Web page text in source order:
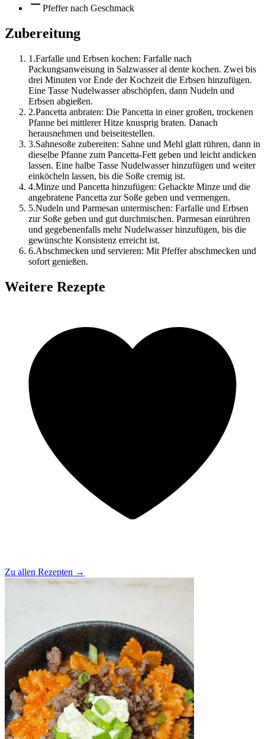
Pfeffer nach Geschmack
Zubereitung
1 .Farfalle und Erbsen kochen: Farfalle nach
Packungsanweisung in Salzwasser al dente kochen. Zwei bis
drei Minuten vor Ende der Kochzeit die Erbsen hinzufügen.
Eine Tasse Nudelwasser abschöpfen, dann Nudeln und
Erbsen abgießen.
2.Pancetta anbraten: Die Pancetta in einer großen, trockenen
Pfanne bei mittlerer Hitze knusprig braten. Danach
herausnehmen und beiseitestellen.
3.Sahnesoße zubereiten: Sahne und Mehl glatt rühren, dann in
dieselbe Pfanne zum Pancetta-Fett geben und leicht andicken
lassen. Eine halbe Tasse Nudelwasser hinzufügen und weiter
einköcheln lassen, bis die Soße cremig ist.
4.Minze und Pancetta hinzufügen: Gehackte Minze und die
angebratene Pancetta zur Soße geben und vermengen.
5.Nudeln und Parmesan untermischen: Farfalle und Erbsen
zur Soße geben und gut durchmischen. Parmesan einrühren
und gegebenenfalls mehr Nudelwasser hinzufügen, bis die
gewünschte Konsistenz erreicht ist.
6.Abschmecken und servieren: Mit Pfeffer abschmecken und
sofort genießen.
Weitere Rezepte
Zu allen Rezepten →